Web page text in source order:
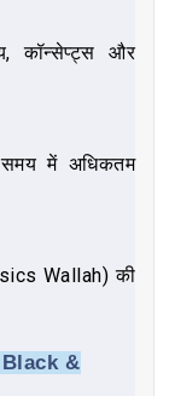
कॉन्सेप्ट्स और
में अधिकतम
Wallah) की
&